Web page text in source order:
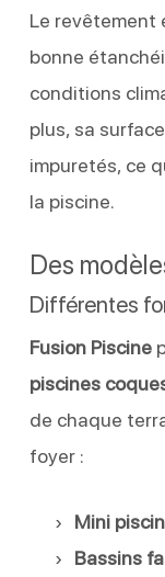
Le revêtement
bonne
conditions
plus, sa
impuretés, ce
la piscine.
Des
Différentes
Fusion Piscine
piscines
de chaque
foyer :
Mini
Bassins